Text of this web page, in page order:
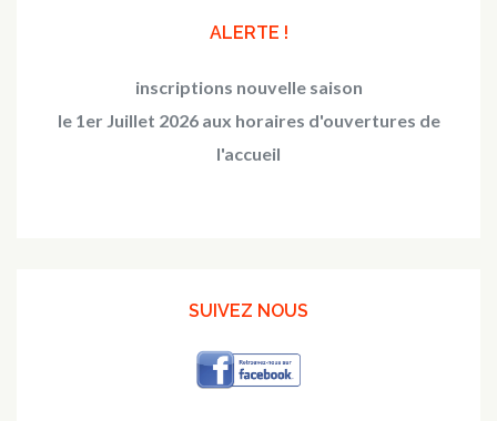
ALERTE !
inscriptions nouvelle saison
le 1er Juillet 2026 aux horaires d'ouvertures de
l'accueil
SUIVEZ NOUS